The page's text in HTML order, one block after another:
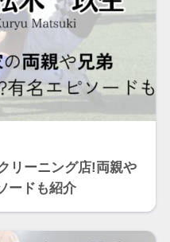
リーニング店!両親や
ードも紹介